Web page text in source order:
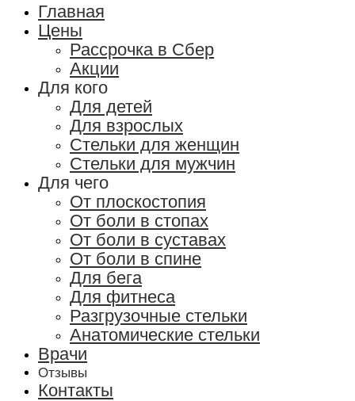
Главная
Цены
Рассрочка в Сбер
Акции
Для кого
Для детей
Для взрослых
Стельки для женщин
Стельки для мужчин
Для чего
От плоскостопия
От боли в стопах
От боли в суставах
От боли в спине
Для бега
Для фитнеса
Разгрузочные стельки
Анатомические стельки
Врачи
Отзывы
Контакты